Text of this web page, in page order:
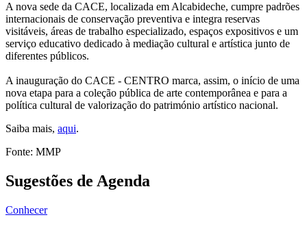
A nova sede da CACE, localizada em Alcabideche, cumpre padrões
internacionais de conservação preventiva e integra reservas
visitáveis, áreas de trabalho especializado, espaços expositivos e um
serviço educativo dedicado à mediação cultural e artística junto de
diferentes públicos.
A inauguração do CACE - CENTRO marca, assim, o início de uma
nova etapa para a coleção pública de arte contemporânea e para a
política cultural de valorização do património artístico nacional.
Saiba mais, aqui.
Fonte: MMP
Sugestões de Agenda
Conhecer